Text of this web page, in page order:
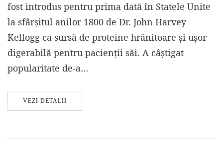
fost introdus pentru prima dată în Statele Unite
la sfârșitul anilor 1800 de Dr. John Harvey
Kellogg ca sursă de proteine ​​hrănitoare și ușor
digerabilă pentru pacienții săi. A câștigat
popularitate de-a…
VEZI DETALII